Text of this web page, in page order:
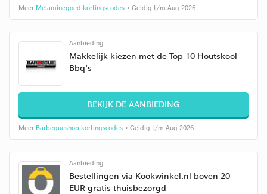
Meer Melaminegoed kortingscodes • Geldig t/m Aug 2026
Aanbieding
Makkelijk kiezen met de Top 10 Houtskool
Bbq's
BEKIJK DE AANBIEDING
Meer Barbequeshop kortingscodes • Geldig t/m Aug 2026
Aanbieding
Bestellingen via Kookwinkel.nl boven 20
EUR gratis thuisbezorgd